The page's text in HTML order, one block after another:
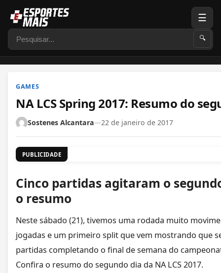
Pesquisar 🔍
☰
GAMES
NA LCS Spring 2017: Resumo do
Sostenes Alcantara—22 de janeiro de 2017
PUBLICIDADE
Cinco partidas agitaram o
o resumo
Neste sábado (21), tivemos uma rodada muito
jogadas e um primeiro split que vem mostrando que
partidas completando o final de semana do
Confira o resumo do segundo dia da NA LCS 2017.